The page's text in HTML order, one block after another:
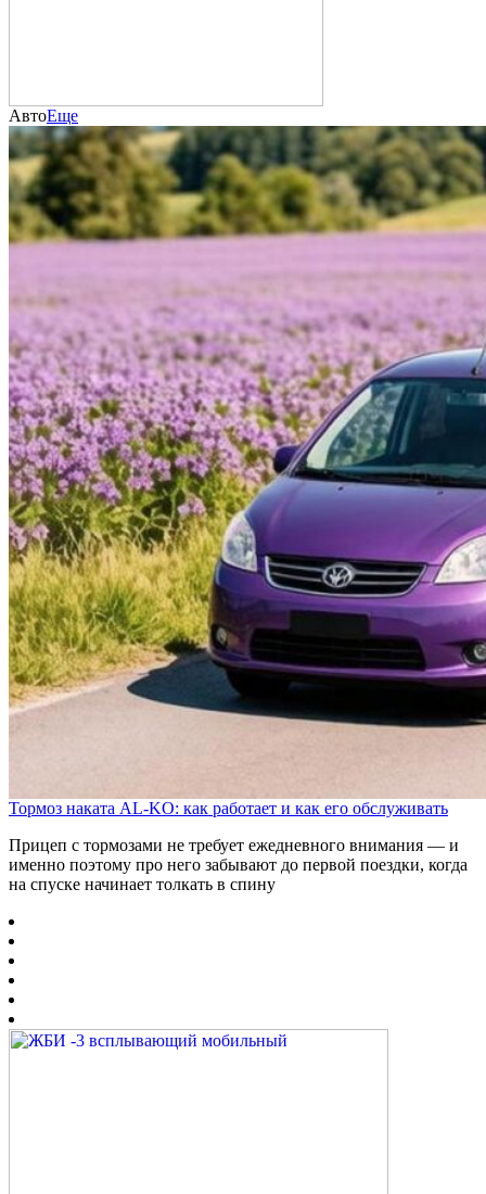
АвтоЕще
Тормоз наката AL-KO: как работает и как его обслуживать
Прицеп с тормозами не требует ежедневного внимания — и
именно поэтому про него забывают до первой поездки, когда
на спуске начинает толкать в спину